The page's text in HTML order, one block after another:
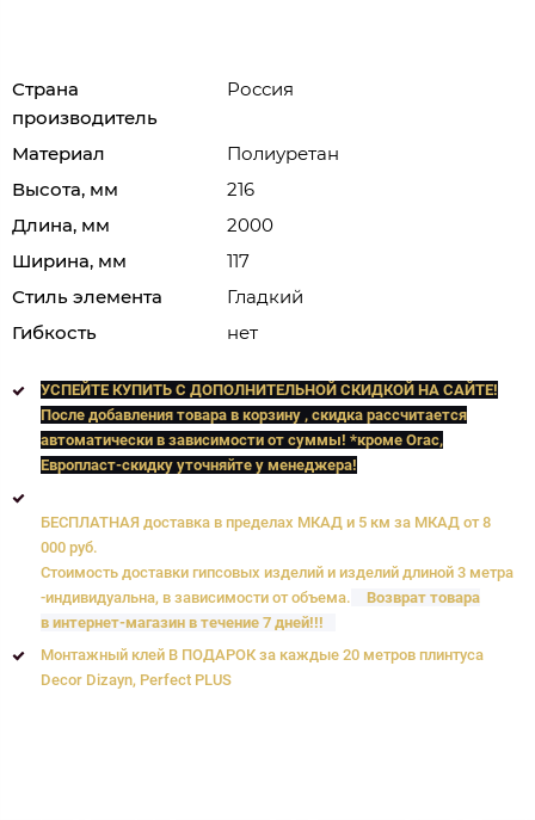
Страна
производитель
Россия
Материал
Полиуретан
Высота, мм
216
Длина, мм
2000
Ширина, мм
117
Стиль элемента
Гладкий
Гибкость
нет
УСПЕЙТЕ КУПИТЬ C ДОПОЛНИТЕЛЬНОЙ СКИДКОЙ НА САЙТЕ!
После добавления товара в корзину , скидка рассчитается
автоматически в зависимости от суммы! *кроме Orac,
Европласт-скидку уточняйте у менеджера!
БЕСПЛАТНАЯ доставка в пределах МКАД и 5 км за МКАД от 8
000 руб.
Стоимость доставки гипсовых изделий и изделий длиной 3 метра
-индивидуальна, в зависимости от объема.
Возврат товара
в интернет-магазин в течение 7 дней!!!
Монтажный клей В ПОДАРОК за каждые 20 метров плинтуса
Decor Dizayn, Perfect PLUS